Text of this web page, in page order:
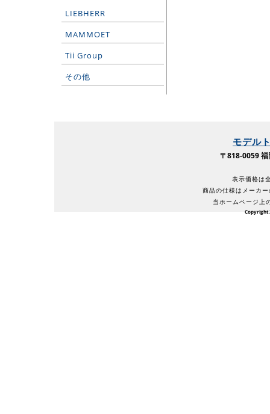
LIEBHERR
MAMMOET
Tii Group
その他
モデル
〒818-0059
表示価格は
商品の仕様はメーカ
当ホームページ上
Copyright